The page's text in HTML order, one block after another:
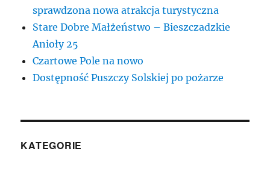
sprawdzona nowa atrakcja turystyczna
Stare Dobre Małżeństwo – Bieszczadzkie
Anioły 25
Czartowe Pole na nowo
Dostępność Puszczy Solskiej po pożarze
KATEGORIE